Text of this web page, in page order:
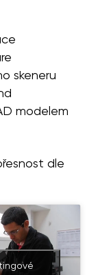
skeneru
modelem
dle